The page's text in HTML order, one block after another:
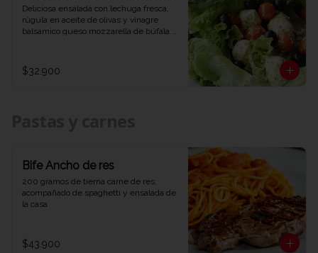
Deliciosa ensalada con lechuga fresca,
rúgula en aceite de olivas y vinagre
balsámico queso mozzarella de búfala
$32.900
Bife Ancho de res
200 gramos de tierna carne de res,
acompañado de spaghetti y ensalada de
la casa
$43.900